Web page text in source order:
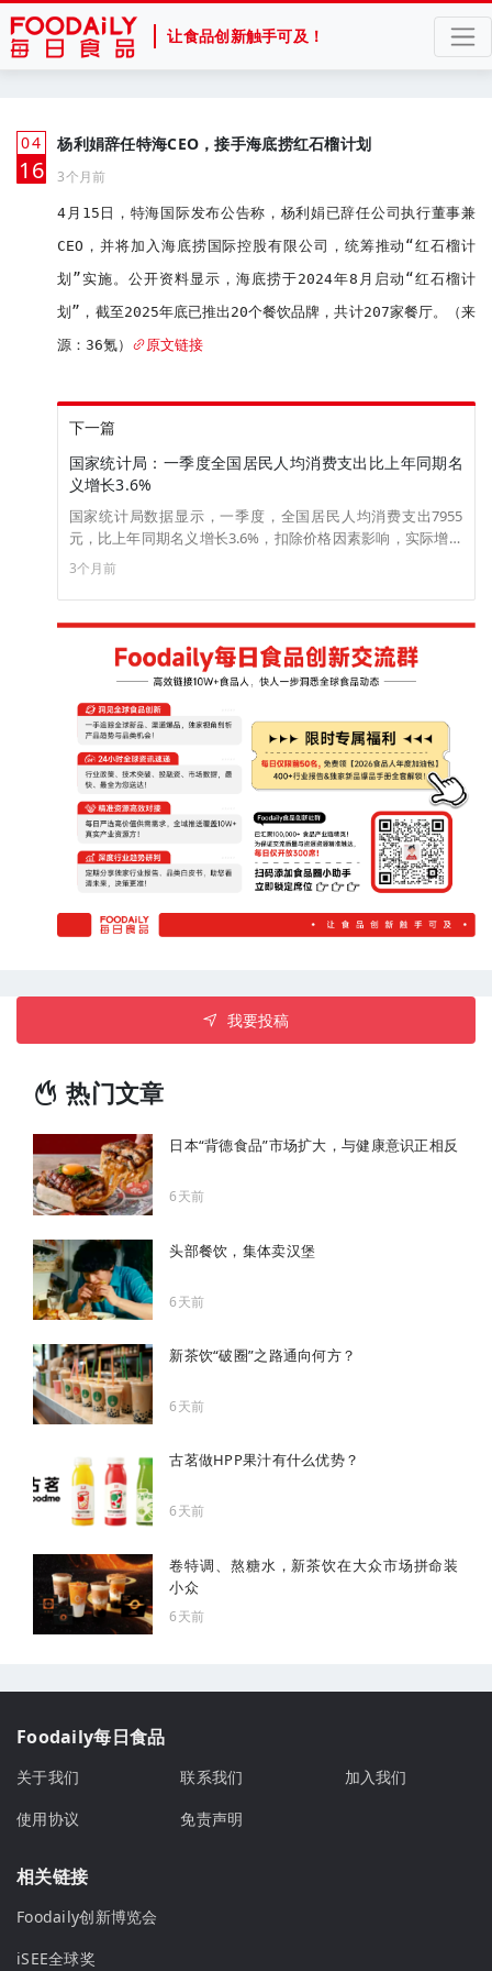
让食品创新触手可及！
04
月
16
杨利娟辞任特海CEO，接手海底捞红石榴计划
3个月前
4月15日，特海国际发布公告称，杨利娟已辞任公司执行董事兼
CEO，并将加入海底捞国际控股有限公司，统筹推动“红石榴计
划”实施。公开资料显示，海底捞于2024年8月启动“红石榴计
划”，截至2025年底已推出20个餐饮品牌，共计207家餐厅。（来
源：36氪）
原文链接
下一篇
国家统计局：一季度全国居民人均消费支出比上年同期名
义增长3.6%
国家统计局数据显示，一季度，全国居民人均消费支出7955
元，比上年同期名义增长3.6%，扣除价格因素影响，实际增长
2.6%。分城乡看，城镇居民人均消费支出9635元，增长2.9%，
扣除价格因素，实际增长2.0%；农村居民人均消费支出5569
元，增长4.4%，扣除价格因素，实际增长3.7%。（来源：36
氪）
3个月前
我要投稿
热门文章
日本“背德食品”市场扩大，与健康意识正相反
6天前
头部餐饮，集体卖汉堡
6天前
新茶饮“破圈”之路通向何方？
6天前
古茗做HPP果汁有什么优势？
6天前
卷特调、熬糖水，新茶饮在大众市场拼命装
小众
6天前
Foodaily每日食品
关于我们 联系我们
加入我们
使用协议
免责声明
相关链接
Foodaily创新博览会
iSEE全球奖